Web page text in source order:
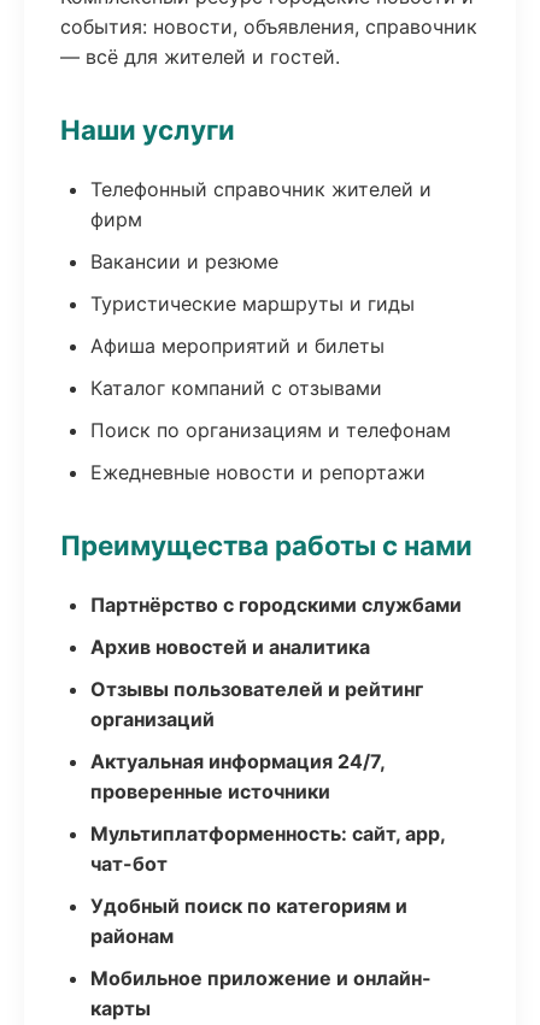
события: новости, объявления, справочник
— всё для жителей и гостей.
Наши услуги
Телефонный справочник жителей и
фирм
Вакансии и резюме
Туристические маршруты и гиды
Афиша мероприятий и билеты
Каталог компаний с отзывами
Поиск по организациям и телефонам
Ежедневные новости и репортажи
Преимущества работы с нами
Партнёрство с городскими службами
Архив новостей и аналитика
Отзывы пользователей и рейтинг
организаций
Актуальная информация 24/7,
проверенные источники
Мультиплатформенность: сайт, app,
чат-бот
Удобный поиск по категориям и
районам
Мобильное приложение и онлайн-
карты